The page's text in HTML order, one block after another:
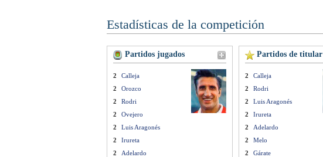
Estadísticas de la competición
Partidos jugados
2
Calleja
2
Orozco
2
Rodri
2
Ovejero
2
Luis Aragonés
2
Irureta
2
Adelardo
Partidos de titular
2
Calleja
2
Rodri
2
Luis Aragonés
2
Irureta
2
Adelardo
2
Melo
2
Gárate